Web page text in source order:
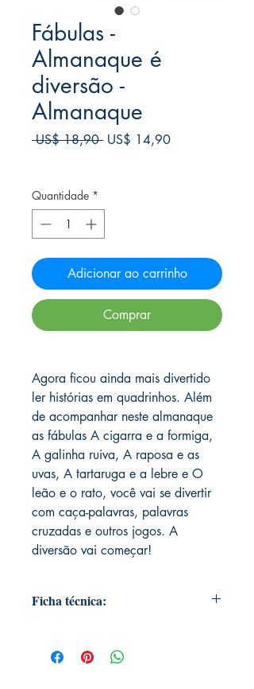
Fábulas -
Almanaque é
diversão -
Almanaque
US$ 18,90 Preço
US$ 14,90Preço
Quantidade *
Adicionar ao carrinho
Comprar
Agora ficou ainda mais divertido
ler histórias em quadrinhos. Além
de acompanhar neste almanaque
as fábulas A cigarra e a formiga,
A galinha ruiva, A raposa e as
uvas, A tartaruga e a lebre e O
leão e o rato, você vai se divertir
com caça-palavras, palavras
cruzadas e outros jogos. A
diversão vai começar!
Ficha técnica:
Editora: Ciranda Cultural
Linhas de Produto: Almanaque